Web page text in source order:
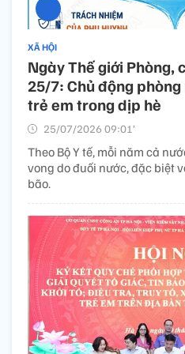
XÃ HỘI
Ngày Thế giới Phòng,
25/7: Chủ động
trẻ em trong dịp hè
25/07/2026 09:01’
Theo Bộ Y tế, mỗi năm cả
vong do đuối nước, đặc biệt
bão.